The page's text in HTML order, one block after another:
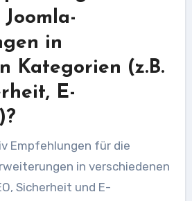
in
Kategorien (z.B.
E-
Empfehlungen für die
in verschiedenen
Sicherheit und E-